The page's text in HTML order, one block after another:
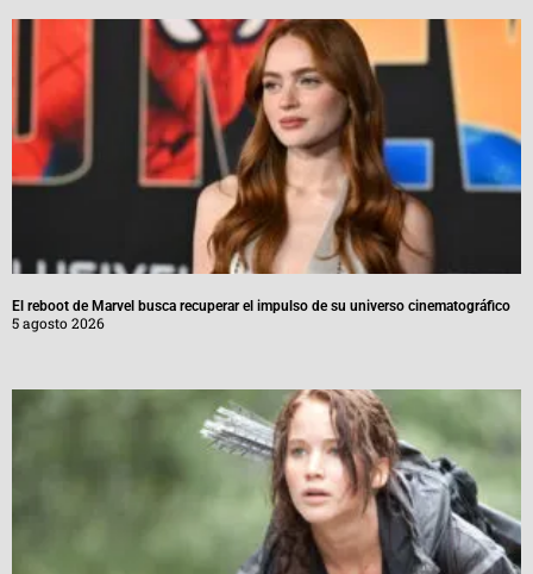
El reboot de Marvel busca recuperar el impulso de su universo cinematográfico
5 agosto 2026